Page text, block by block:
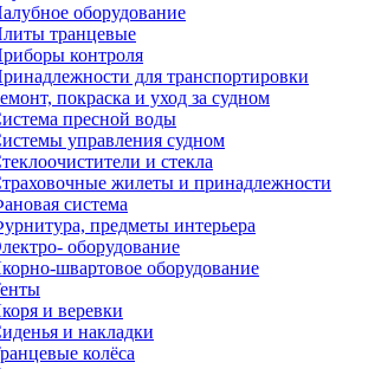
оборудование
транцевые
контроля
для транспортировки
покраска и уход за судном
пресной воды
управления судном
и стекла
жилеты и принадлежности
система
предметы интерьера
оборудование
швартовое оборудование
и веревки
и накладки
колёса